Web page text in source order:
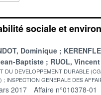
sociale et
Dominique
Baptiste RUOL, Vincent
DU DEVELOPPEMENT DURABLE
INSPECTION GENERALE DES
2017 Affaire n°010378-01